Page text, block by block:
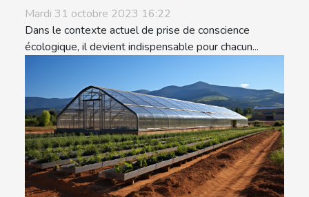
Mardi 31 octobre 2023 16:22
Dans le contexte actuel de prise de conscience
écologique, il devient indispensable pour chacun...